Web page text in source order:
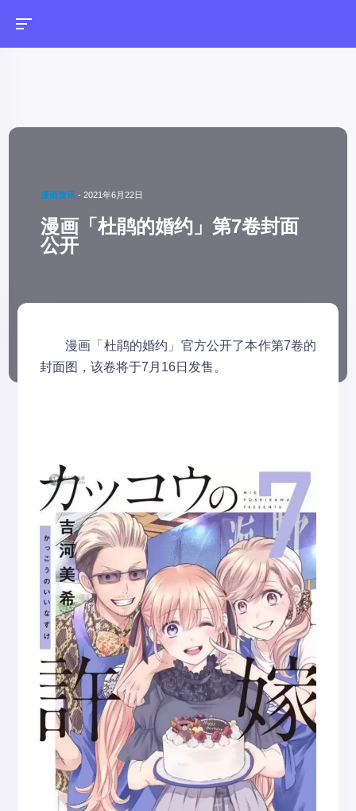
漫画资讯 -2021年6月22日
漫画「杜鹃的婚约」第7卷封面
公开
漫画「杜鹃的婚约」官方公开了本作第7卷的
封面图，该卷将于7月16日发售。